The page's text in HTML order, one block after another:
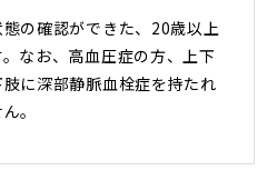
の確認ができた、20歳以上
なお、高血圧症の方、上下
に深部静脈血栓症を持たれ
。